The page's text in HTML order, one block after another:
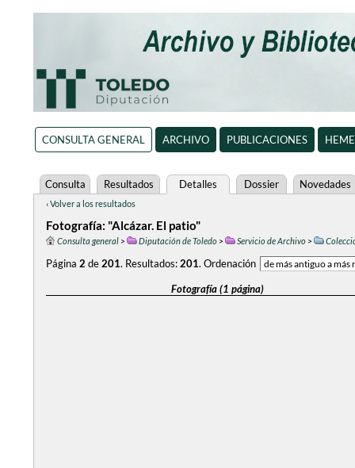
CONSULTA GENERAL ARCHIVO PUBLICACIONES
Consulta Resultados Detalles Dossier Novedades
‹ Volver a los resultados
Fotografía: "Alcázar. El patio"
Consulta general> Diputación de Toledo> Servicio de Archivo>
Página 2 de201. Resultados:201. Ordenación
Fotografía (1 página)